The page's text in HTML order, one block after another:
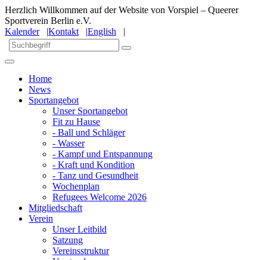
Herzlich Willkommen auf der Website von Vorspiel – Queerer
Sportverein Berlin e.V.
Kalender|Kontakt |English |
Home
News
Sportangebot
Unser Sportangebot
Fit zu Hause
- Ball und Schläger
- Wasser
- Kampf und Entspannung
- Kraft und Kondition
- Tanz und Gesundheit
Wochenplan
Refugees Welcome 2026
Mitgliedschaft
Verein
Unser Leitbild
Satzung
Vereinsstruktur